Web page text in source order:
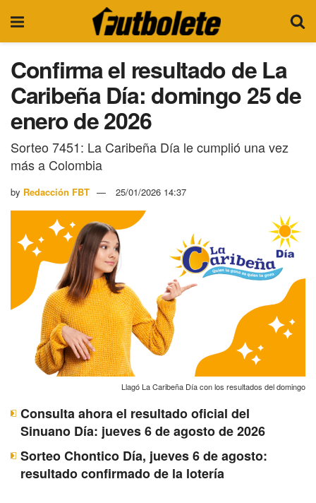
Confirma el resultado de La
Caribeña Día: domingo 25 de
enero de 2026
Sorteo 7451: La Caribeña Día le cumplió una vez
más a Colombia
by Redacción FBT 25/01/2026 14:37
Llagó La Caribeña Día con los resultados del domingo
Consulta ahora el resultado oficial del
Sinuano Día: jueves 6 de agosto de 2026
Sorteo Chontico Día, jueves 6 de agosto:
resultado confirmado de la lotería